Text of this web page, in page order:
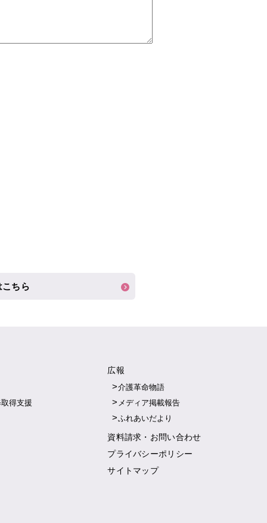
ちら
得支援
広報
介護革命物語
メディア掲載報告
ふれあいだより
資料請求・お問い合わせ
プライバシーポリシー
サイトマップ